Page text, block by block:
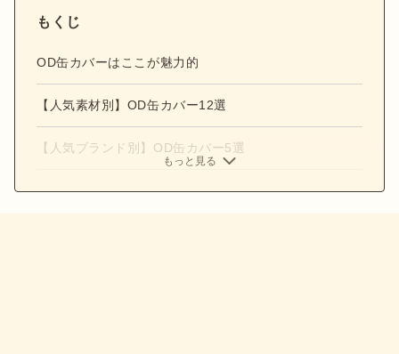
もくじ
OD缶カバーはここが魅力的
【人気素材別】OD缶カバー12選
【人気ブランド別】OD缶カバー5選
もっと見る